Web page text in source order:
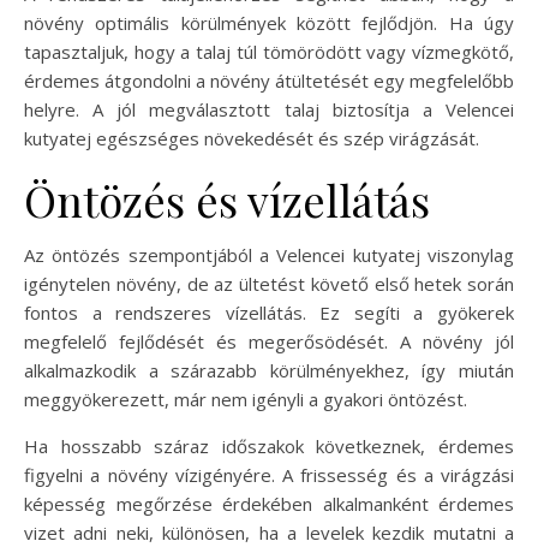
növény optimális körülmények között fejlődjön. Ha úgy
tapasztaljuk, hogy a talaj túl tömörödött vagy vízmegkötő,
érdemes átgondolni a növény átültetését egy megfelelőbb
helyre. A jól megválasztott talaj biztosítja a Velencei
kutyatej egészséges növekedését és szép virágzását.
Öntözés és vízellátás
Az öntözés szempontjából a Velencei kutyatej viszonylag
igénytelen növény, de az ültetést követő első hetek során
fontos a rendszeres vízellátás. Ez segíti a gyökerek
megfelelő fejlődését és megerősödését. A növény jól
alkalmazkodik a szárazabb körülményekhez, így miután
meggyökerezett, már nem igényli a gyakori öntözést.
Ha hosszabb száraz időszakok következnek, érdemes
figyelni a növény vízigényére. A frissesség és a virágzási
képesség megőrzése érdekében alkalmanként érdemes
vizet adni neki, különösen, ha a levelek kezdik mutatni a